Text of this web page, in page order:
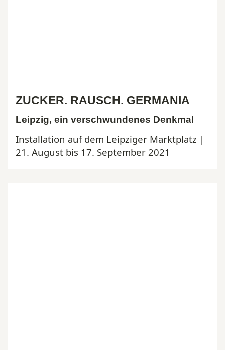
ZUCKER. RAUSCH. GERMANIA
Leipzig, ein verschwundenes Denkmal
Installation auf dem Leipziger Marktplatz |
21. August bis 17. September 2021